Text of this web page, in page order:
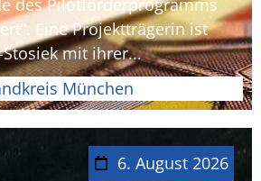
Eine Projektträgerin ist
mit ihrer...
München
6. August 2026